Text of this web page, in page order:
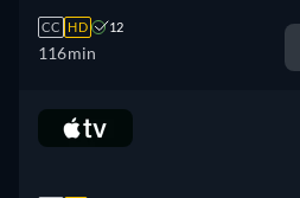
CC HD 12
116min